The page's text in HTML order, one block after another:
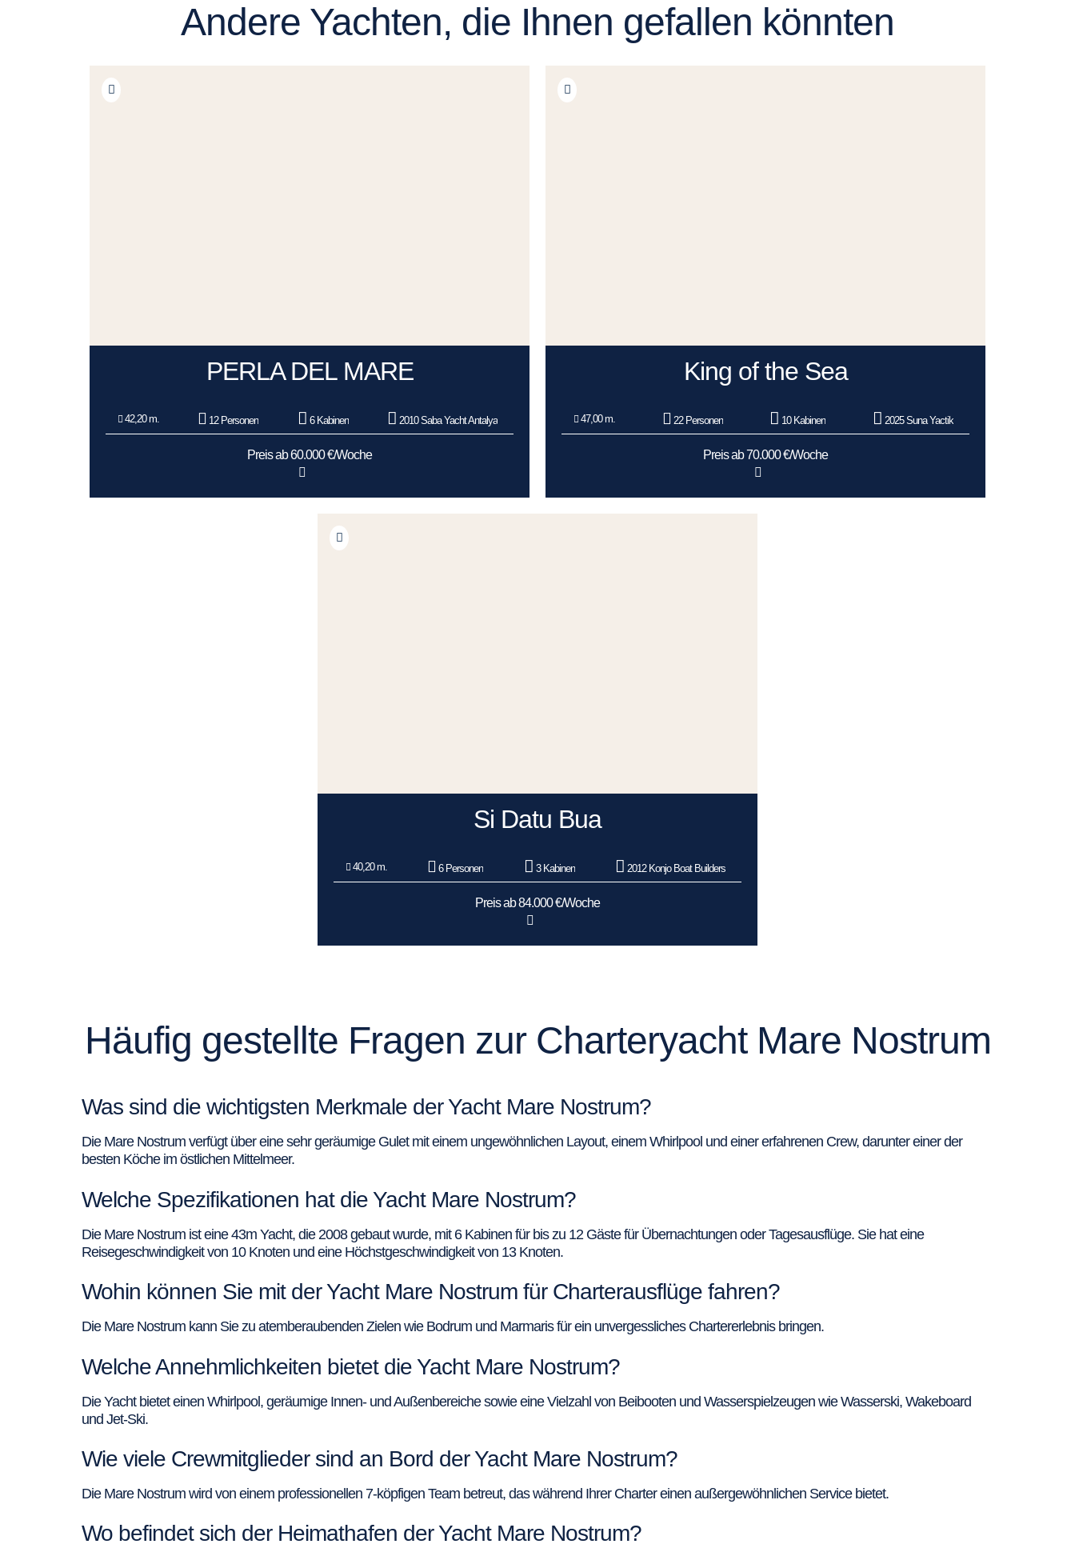
Andere Yachten, die Ihnen gefallen könnten
PERLA DEL MARE
42,20 m. 12 Personen 6 Kabinen 2010 Saba Yacht Antalya
Preis ab 60.000 €/Woche
King of the Sea
47,00 m. 22 Personen 10 Kabinen 2025 Suna Yactik
Preis ab 70.000 €/Woche
Si Datu Bua
40,20 m. 6 Personen 3 Kabinen 2012 Konjo Boat Builders
Preis ab 84.000 €/Woche
Häufig gestellte Fragen zur Charteryacht Mare Nostrum
Was sind die wichtigsten Merkmale der Yacht Mare Nostrum?
Die Mare Nostrum verfügt über eine sehr geräumige Gulet mit einem ungewöhnlichen Layout, einem Whirlpool und einer erfahrenen Crew, darunter einer der
besten Köche im östlichen Mittelmeer.
Welche Spezifikationen hat die Yacht Mare Nostrum?
Die Mare Nostrum ist eine 43m Yacht, die 2008 gebaut wurde, mit 6 Kabinen für bis zu 12 Gäste für Übernachtungen oder Tagesausflüge. Sie hat eine
Reisegeschwindigkeit von 10 Knoten und eine Höchstgeschwindigkeit von 13 Knoten.
Wohin können Sie mit der Yacht Mare Nostrum für Charterausflüge fahren?
Die Mare Nostrum kann Sie zu atemberaubenden Zielen wie Bodrum und Marmaris für ein unvergessliches Chartererlebnis bringen.
Welche Annehmlichkeiten bietet die Yacht Mare Nostrum?
Die Yacht bietet einen Whirlpool, geräumige Innen- und Außenbereiche sowie eine Vielzahl von Beibooten und Wasserspielzeugen wie Wasserski, Wakeboard
und Jet-Ski.
Wie viele Crewmitglieder sind an Bord der Yacht Mare Nostrum?
Die Mare Nostrum wird von einem professionellen 7-köpfigen Team betreut, das während Ihrer Charter einen außergewöhnlichen Service bietet.
Wo befindet sich der Heimathafen der Yacht Mare Nostrum?